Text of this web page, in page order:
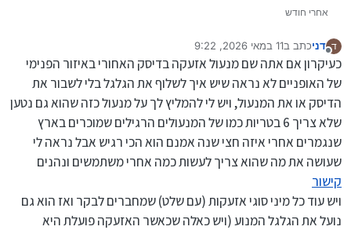
אחרי חודש
ד דניכתב ב11 במאי 2026, 9:22
נערך לאחרונה על ידי
כעיקרון אם אתה שם מנעול אזעקה בדיסק האחורי באיזור הפנימי
של האופניים לא נראה שיש איך לשלוף את הגלגל בלי לשבור את
הדיסק או את המנעול, ויש לי להמליץ לך על מנעול כזה שהוא גם נטען
שלא צריך 6 בטריות כמו של המנעולים הרגילים שמוכרים בארץ
שנגמרים אחרי איזה חצי שנה אמנם הוא הכי רגיש אבל נראה לי
שעושה את מה שהוא צריך לעשות כמה אחרי משתמשים ונהנים
קישור
ויש עוד כל מיני סוגי אזעקות (עם שלט) שמחברים לבקר ואז הוא גם
נועל את הגלגל המנוע (ויש כאלה שכאשר האזעקה פועלת היא